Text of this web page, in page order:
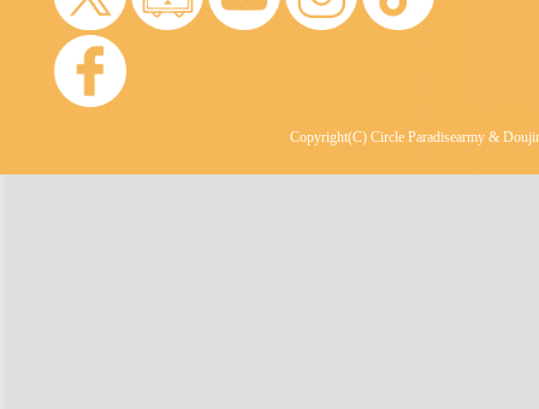
Copyright(C) Circle Paradisearmy &